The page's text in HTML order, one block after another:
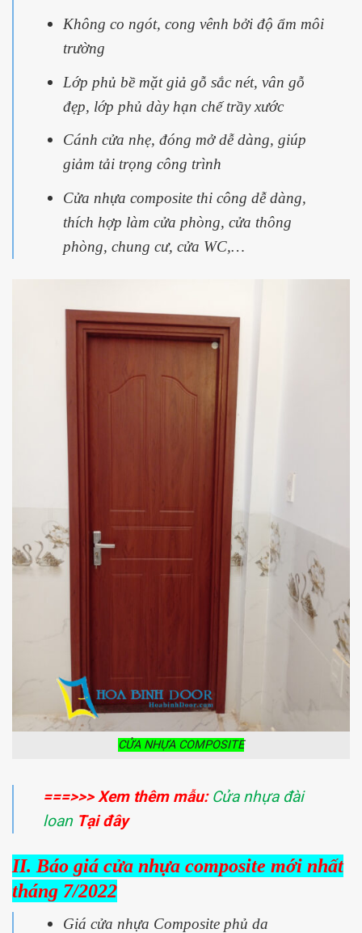
Không co ngót, cong vênh bởi độ ẩm môi
trường
Lớp phủ bề mặt giả gỗ sắc nét, vân gỗ
đẹp, lớp phủ dày hạn chế trầy xước
Cánh cửa nhẹ, đóng mở dễ dàng, giúp
giảm tải trọng công trình
Cửa nhựa composite thi công dễ dàng,
thích hợp làm cửa phòng, cửa thông
phòng, chung cư, cửa WC,…
CỬA NHỰA COMPOSITE
===>>> Xem thêm mẫu: Cửa nhựa đài
loan Tại đây
II. Báo giá cửa nhựa composite mới nhất
tháng 7/2022
Giá cửa nhựa Composite phủ da